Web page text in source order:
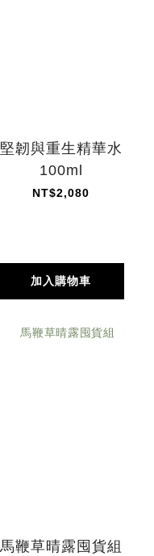
堅韌與重生精華水
100ml
NT$2,080
加入購物車
馬鞭草晴露囤貨組